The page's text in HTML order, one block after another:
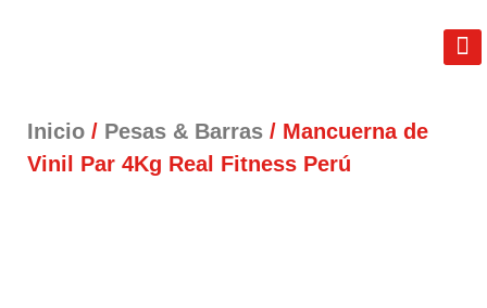
Inicio / Pesas & Barras / Mancuerna de
Vinil Par 4Kg Real Fitness Perú